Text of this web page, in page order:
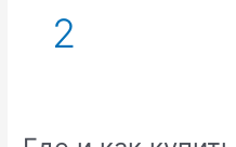
2